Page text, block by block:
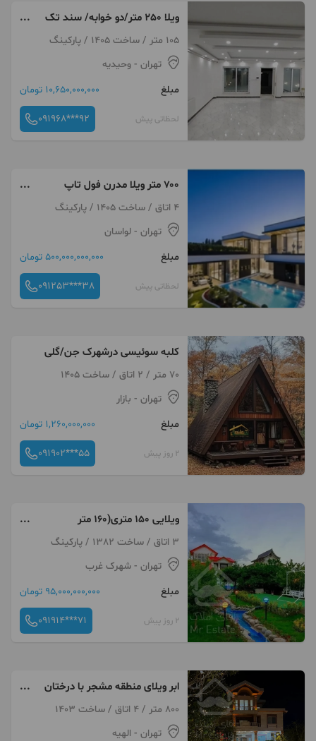
ویلا 250 متر/دو خوابه/ سند تک
برگ/ نوساز
105 متر / ساخت 1405 / پارکینگ
تهران - وحیدیه
مبلغ
10,650,000,000 تومان
لحظاتی پیش 091968***92
۷۰۰ متر ویلا مدرن فول تاپ
لوکیشن صحرای نارون
4 اتاق / ساخت 1405 / پارکینگ
تهران - لواسان
مبلغ
500,000,000,000 تومان
لحظاتی پیش 091253***38
کلبه سوئیسی درشهرک جن/گلی
70 متر / 2 اتاق / ساخت 1405
تهران - بازار
مبلغ
1,260,000,000 تومان
2 روز پیش 091902***55
ویلایی ۱۵۰ متری(۱۶۰ متر
قدرالسهم )شهرک غرب هرمزان
3 اتاق / ساخت 1382 / پارکینگ
تهران - شهرک غرب
مبلغ
95,000,000,000 تومان
2 روز پیش 091914***71
ابر ویلای منطقه مشجر با درختان
سیاه ریشه800 متر / 4 اتاق / ساخت 1403
تهران - الهیه